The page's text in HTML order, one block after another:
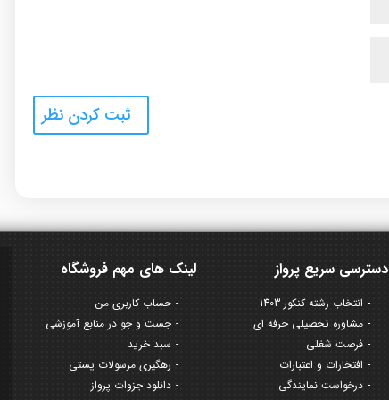
لینک های مهم فروشگاه
حساب کاربری من
جست و جو در منابع آموزشی
سبد خرید
رهگیری مرسولات پستی
دانلود جزوات پرواز
دسترسی سریع پرواز
انتخاب رشته کنکور 1403
مشاوره تحصیلی حرفه ای
فرصت شغلی
افتخارات و اعتبارات
درخواست نمایندگی